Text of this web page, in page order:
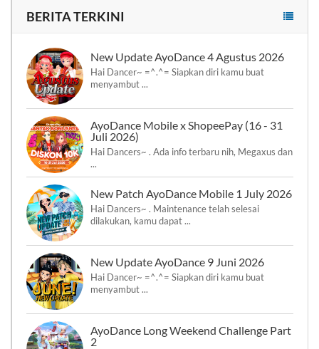
BERITA TERKINI
New Update AyoDance 4 Agustus 2026
Hai Dancer~ =^.^= Siapkan diri kamu buat
menyambut ...
AyoDance Mobile x ShopeePay (16 - 31
Juli 2026)
Hai Dancers~ . Ada info terbaru nih, Megaxus dan
...
New Patch AyoDance Mobile 1 July 2026
Hai Dancers~ . Maintenance telah selesai
dilakukan, kamu dapat ...
New Update AyoDance 9 Juni 2026
Hai Dancer~ =^.^= Siapkan diri kamu buat
menyambut ...
AyoDance Long Weekend Challenge Part
2